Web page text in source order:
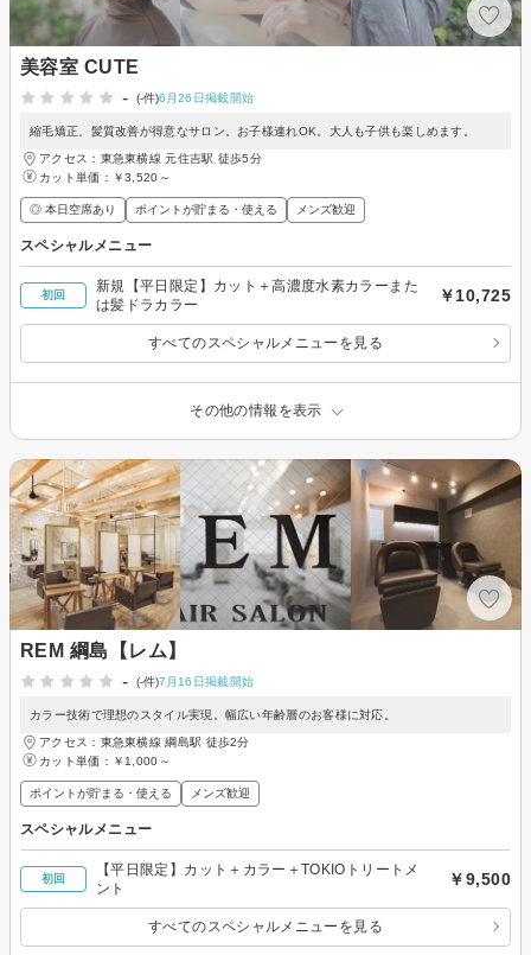
美容室 CUTE
-
(-件)6月26日掲載開始
縮毛矯正、髪質改善が得意なサロン。お子様連れOK。大人も子供も楽しめます。
アクセス：東急東横線 元住吉駅 徒歩5分
カット単価： ￥3,520～
◎ 本日空席あり ポイントが貯まる・使える メンズ歓迎
スペシャルメニュー
初回
新規【平日限定】カット＋高濃度水素カラーまた
は髪ドラカラー
￥10,725
すべてのスペシャルメニューを見る
その他の情報を表示
REM 綱島【レム】
-
(-件)7月16日掲載開始
カラー技術で理想のスタイル実現。幅広い年齢層のお客様に対応。
アクセス：東急東横線 綱島駅 徒歩2分
カット単価： ￥1,000～
ポイントが貯まる・使える メンズ歓迎
スペシャルメニュー
初回
【平日限定】カット＋カラー＋TOKIOトリートメ
ント
￥9,500
すべてのスペシャルメニューを見る